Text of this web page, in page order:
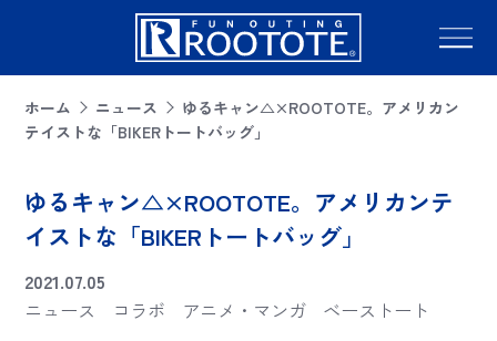
ホーム ニュース
ゆるキャン△×ROOTOTE。アメリカン
テイストな「BIKERトートバッグ」
ゆるキャン△×ROOTOTE。アメリカンテ
イストな「BIKERトートバッグ」
2021.07.05
ニュース
コラボ アニメ・マンガ ベーストート